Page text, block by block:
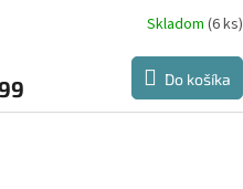
Skladom (6 ks)
Do košíka